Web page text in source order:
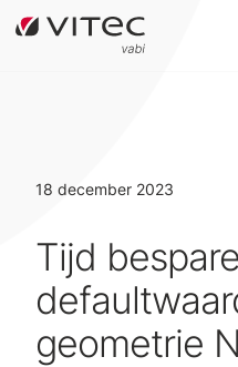
18 december 2023
Tijd
geometrie